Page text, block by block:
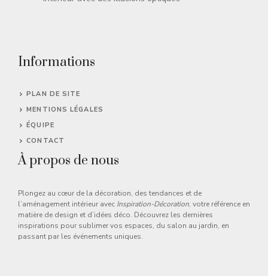
Informations
PLAN DE SITE
MENTIONS LÉGALES
ÉQUIPE
CONTACT
À propos de nous
Plongez au cœur de la décoration, des tendances et de
l’aménagement intérieur avec Inspiration-Décoration, votre référence en
matière de design et d’idées déco. Découvrez les dernières
inspirations pour sublimer vos espaces, du salon au jardin, en
passant par les événements uniques.